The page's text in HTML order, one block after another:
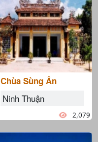
Chùa Sùng Ân
Ninh Thuận
2,079